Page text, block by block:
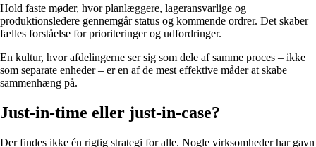
Hold faste møder, hvor planlæggere, lageransvarlige og
produktionsledere gennemgår status og kommende ordrer. Det skaber
fælles forståelse for prioriteringer og udfordringer.
En kultur, hvor afdelingerne ser sig som dele af samme proces – ikke
som separate enheder – er en af de mest effektive måder at skabe
sammenhæng på.
Just-in-time eller just-in-case?
Der findes ikke én rigtig strategi for alle. Nogle virksomheder har gavn